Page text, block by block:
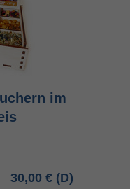
im
30,00 €